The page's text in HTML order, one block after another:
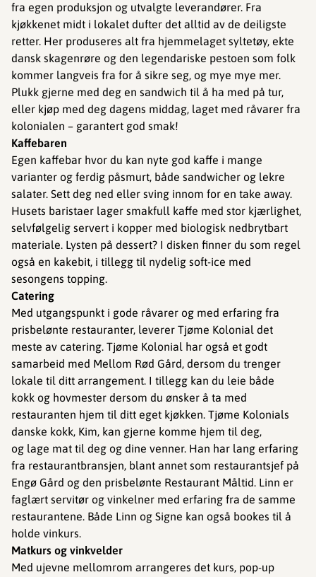
fra egen produksjon og utvalgte leverandører. Fra
kjøkkenet midt i lokalet dufter det alltid av de deiligste
retter. Her produseres alt fra hjemmelaget syltetøy, ekte
dansk skagenrøre og den legendariske pestoen som folk
kommer langveis fra for å sikre seg, og mye mye mer.
Plukk gjerne med deg en sandwich til å ha med på tur,
eller kjøp med deg dagens middag, laget med råvarer fra
kolonialen – garantert god smak!
Kaffebaren
Egen kaffebar hvor du kan nyte god kaffe i mange
varianter og ferdig påsmurt, både sandwicher og lekre
salater. Sett deg ned eller sving innom for en take away.
Husets baristaer lager smakfull kaffe med stor kjærlighet,
selvfølgelig servert i kopper med biologisk nedbrytbart
materiale. Lysten på dessert? I disken finner du som regel
også en kakebit, i tillegg til nydelig soft-ice med
sesongens topping.
Catering
Med utgangspunkt i gode råvarer og med erfaring fra
prisbelønte restauranter, leverer Tjøme Kolonial det
meste av catering. Tjøme Kolonial har også et godt
samarbeid med Mellom Rød Gård, dersom du trenger
lokale til ditt arrangement. I tillegg kan du leie både
kokk og hovmester dersom du ønsker å ta med
restauranten hjem til ditt eget kjøkken. Tjøme Kolonials
danske kokk, Kim, kan gjerne komme hjem til deg,
og lage mat til deg og dine venner. Han har lang erfaring
fra restaurantbransjen, blant annet som restaurantsjef på
Engø Gård og den prisbelønte Restaurant Måltid. Linn er
faglært servitør og vinkelner med erfaring fra de samme
restaurantene. Både Linn og Signe kan også bookes til å
holde vinkurs.
Matkurs og vinkvelder
Med ujevne mellomrom arrangeres det kurs, pop-up